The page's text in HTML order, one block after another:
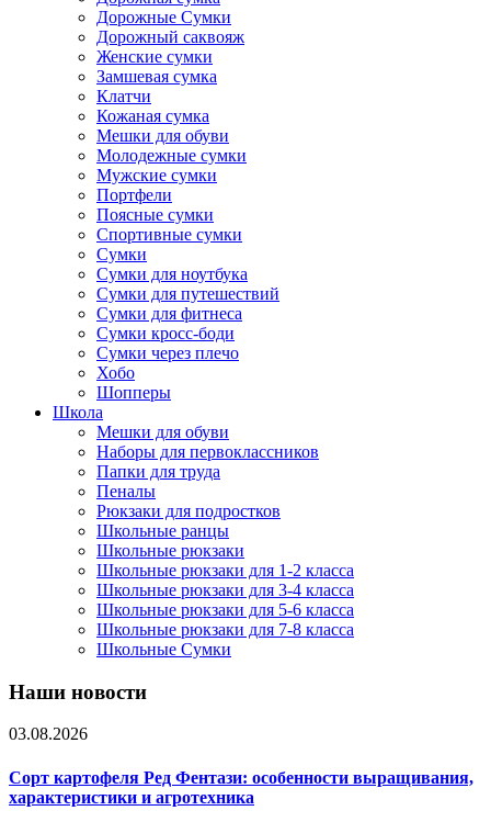
Дорожные Сумки
Дорожный саквояж
Женские сумки
Замшевая сумка
Клатчи
Кожаная сумка
Мешки для обуви
Молодежные сумки
Мужские сумки
Портфели
Поясные сумки
Спортивные сумки
Сумки
Сумки для ноутбука
Сумки для путешествий
Сумки для фитнеса
Сумки кросс-боди
Сумки через плечо
Хобо
Шопперы
Школа
Мешки для обуви
Наборы для первоклассников
Папки для труда
Пеналы
Рюкзаки для подростков
Школьные ранцы
Школьные рюкзаки
Школьные рюкзаки для 1-2 класса
Школьные рюкзаки для 3-4 класса
Школьные рюкзаки для 5-6 класса
Школьные рюкзаки для 7-8 класса
Школьные Сумки
Наши новости
03.08.2026
Сорт картофеля Ред Фентази: особенности выращивания,
характеристики и агротехника